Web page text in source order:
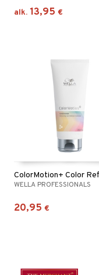
alk. 13,95 €
WELLA PROFESSIONALS
20,95 €